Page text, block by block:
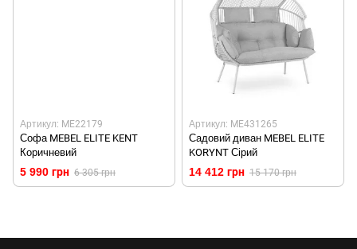
Артикул: ME22179
Софа MEBEL ELITE KENT
Коричневий
5 990 грн 6 305 грн
Артикул: ME431265
Садовий диван MEBEL ELITE
KORYNT Сірий
14 412 грн 15 170 грн